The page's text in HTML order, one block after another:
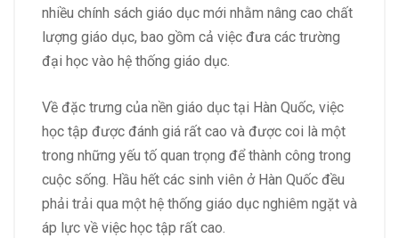
nhiều chính sách giáo dục mới nhằm nâng cao chất
lượng giáo dục, bao gồm cả việc đưa các trường
đại học vào hệ thống giáo dục.
Về đặc trưng của nền giáo dục tại Hàn Quốc, việc
học tập được đánh giá rất cao và được coi là một
trong những yếu tố quan trọng để thành công trong
cuộc sống. Hầu hết các sinh viên ở Hàn Quốc đều
phải trải qua một hệ thống giáo dục nghiêm ngặt và
áp lực về việc học tập rất cao.